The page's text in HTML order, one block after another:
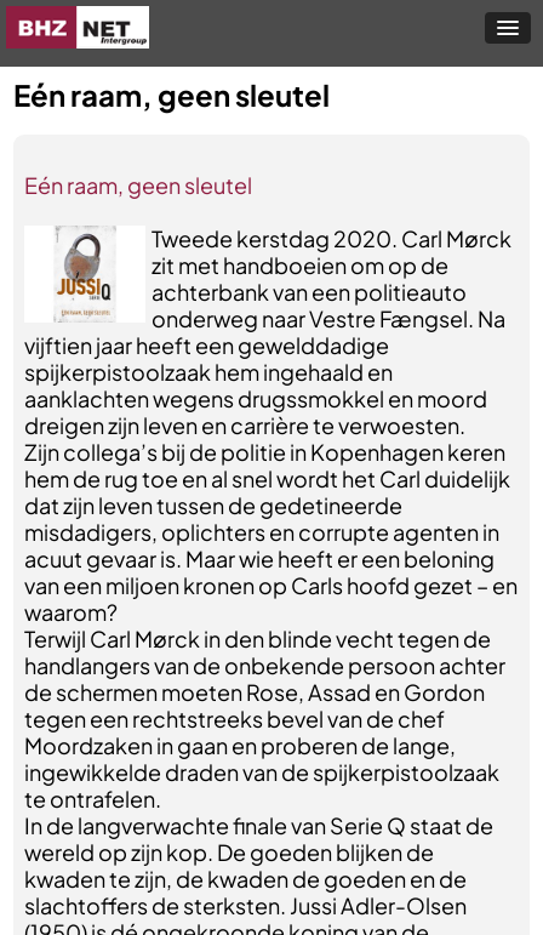
Eén raam, geen sleutel
Eén raam, geen sleutel
Tweede kerstdag 2020. Carl Mørck
zit met handboeien om op de
achterbank van een politieauto
onderweg naar Vestre Fængsel. Na
vijftien jaar heeft een gewelddadige
spijkerpistoolzaak hem ingehaald en
aanklachten wegens drugssmokkel en moord
dreigen zijn leven en carrière te verwoesten.
Zijn collega’s bij de politie in Kopenhagen keren
hem de rug toe en al snel wordt het Carl duidelijk
dat zijn leven tussen de gedetineerde
misdadigers, oplichters en corrupte agenten in
acuut gevaar is. Maar wie heeft er een beloning
van een miljoen kronen op Carls hoofd gezet – en
waarom?
Terwijl Carl Mørck in den blinde vecht tegen de
handlangers van de onbekende persoon achter
de schermen moeten Rose, Assad en Gordon
tegen een rechtstreeks bevel van de chef
Moordzaken in gaan en proberen de lange,
ingewikkelde draden van de spijkerpistoolzaak
te ontrafelen.
In de langverwachte finale van Serie Q staat de
wereld op zijn kop. De goeden blijken de
kwaden te zijn, de kwaden de goeden en de
slachtoffers de sterksten. Jussi Adler-Olsen